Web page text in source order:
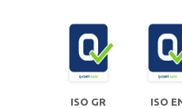
ISO GR ISO